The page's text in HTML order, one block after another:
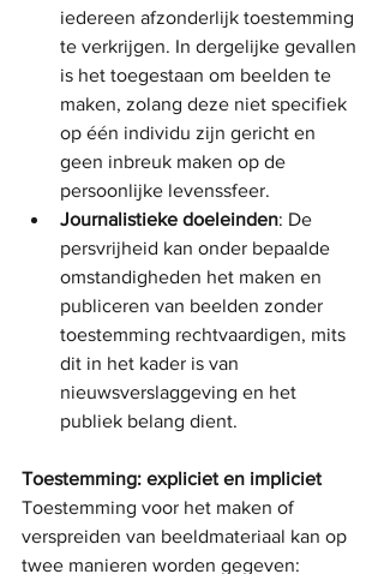
iedereen afzonderlijk toestemming
te verkrijgen. In dergelijke gevallen
is het toegestaan om beelden te
maken, zolang deze niet specifiek
op één individu zijn gericht en
geen inbreuk maken op de
persoonlijke levenssfeer.
Journalistieke doeleinden: De
persvrijheid kan onder bepaalde
omstandigheden het maken en
publiceren van beelden zonder
toestemming rechtvaardigen, mits
dit in het kader is van
nieuwsverslaggeving en het
publiek belang dient.
Toestemming: expliciet en impliciet
Toestemming voor het maken of
verspreiden van beeldmateriaal kan op
twee manieren worden gegeven: